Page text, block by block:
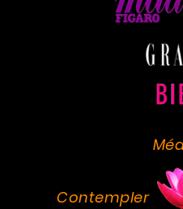
Contempler